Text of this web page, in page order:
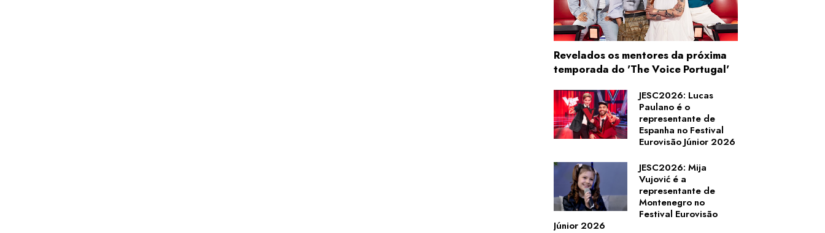
Revelados os mentores da próxima
temporada do 'The Voice Portugal'
JESC2026: Lucas
Paulano é o
representante de
Espanha no Festival
Eurovisão Júnior 2026
JESC2026: Mija
Vujović é a
representante de
Montenegro no
Festival Eurovisão
Júnior 2026